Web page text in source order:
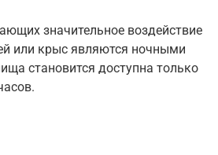
значительное воздействие
или крыс являются ночными
становится доступна только